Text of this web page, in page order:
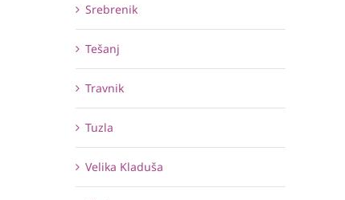
Srebrenik
Tešanj
Travnik
Tuzla
Velika Kladuša